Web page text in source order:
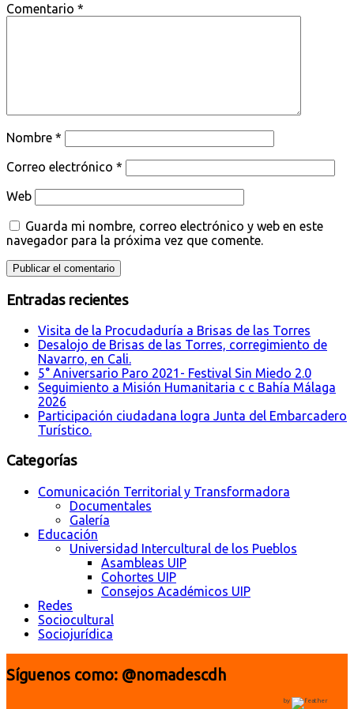
Comentario *
Nombre *
Correo electrónico *
Web
Guarda mi nombre, correo electrónico y web en este
navegador para la próxima vez que comente.
Entradas recientes
Visita de la Procudaduría a Brisas de las Torres
Desalojo de Brisas de las Torres, corregimiento de
Navarro, en Cali.
5° Aniversario Paro 2021- Festival Sin Miedo 2.0
Seguimiento a Misión Humanitaria c c Bahía Málaga
2026
Participación ciudadana logra Junta del Embarcadero
Turístico.
Categorías
Comunicación Territorial y Transformadora
Documentales
Galería
Educación
Universidad Intercultural de los Pueblos
Asambleas UIP
Cohortes UIP
Consejos Académicos UIP
Redes
Sociocultural
Sociojurídica
Síguenos como: @nomadescdh
by